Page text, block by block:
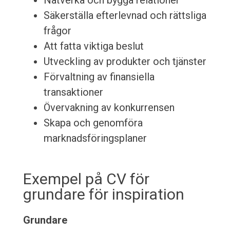
Säkerställa efterlevnad och rättsliga
frågor
Att fatta viktiga beslut
Utveckling av produkter och tjänster
Förvaltning av finansiella
transaktioner
Övervakning av konkurrensen
Skapa och genomföra
marknadsföringsplaner
Exempel på CV för
grundare för inspiration
Grundare